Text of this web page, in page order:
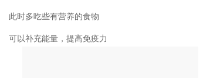
此时多吃些有营养的食物
可以补充能量，提高免疫力